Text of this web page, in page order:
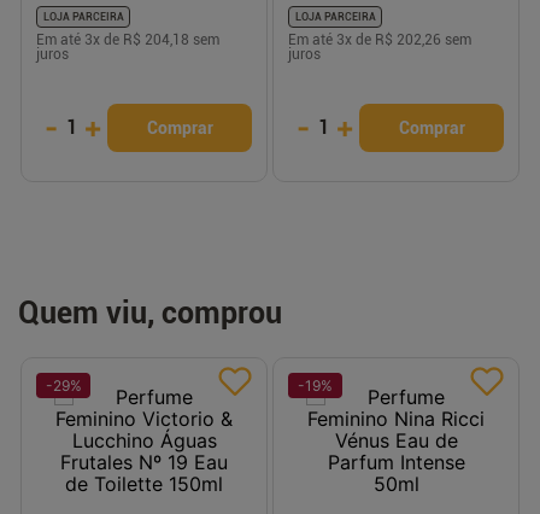
LOJA PARCEIRA
Em até 3x de R$ 204,18 sem
juros
- 1 + Comprar
LOJA PARCEIRA
Em até 3x de R$ 202,26 sem
juros
- 1 + Comprar
Quem viu, comprou
-29% -19%